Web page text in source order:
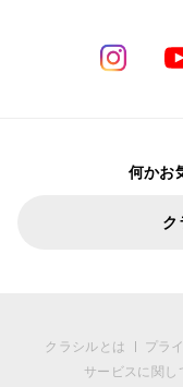
何かお
ク
クラシルとは プラ
サービスに関し